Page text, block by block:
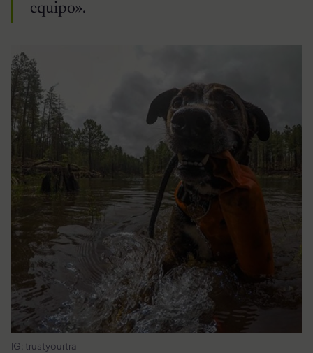
equipo».
IG: trustyourtrail